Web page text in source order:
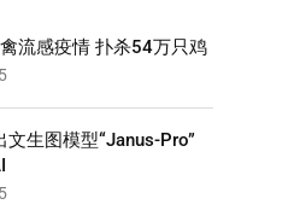
流感疫情 扑杀54万只鸡
文生图模型“Janus-Pro”